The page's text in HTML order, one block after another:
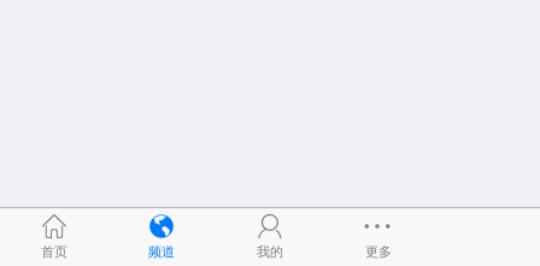
首页 频道 我的 更多